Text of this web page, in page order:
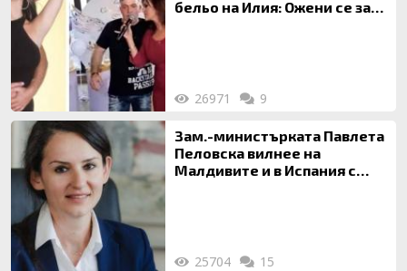
бельо на Илия: Ожени се за
26971 9
Зам.-министърката Павлета
Пеловска вилнее на
Малдивите и в Испания с
25704 15